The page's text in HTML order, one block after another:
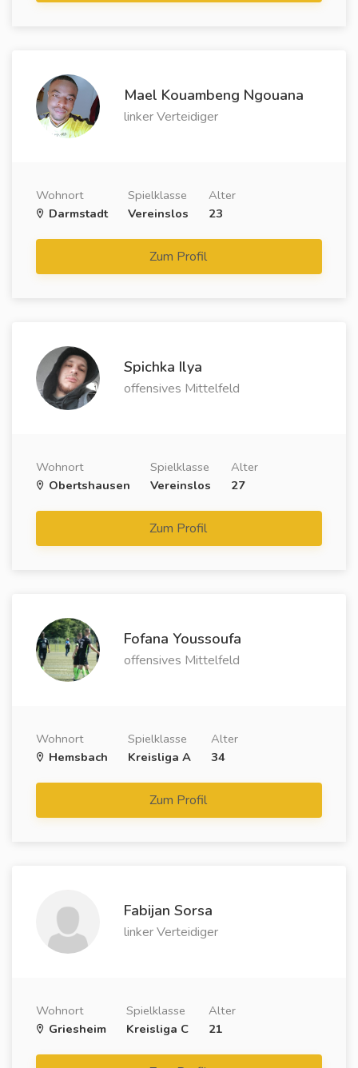
Mael Kouambeng Ngouana
linker Verteidiger
Wohnort
Darmstadt
Spielklasse
Vereinslos
Alter
23
Zum Profil
Spichka Ilya
offensives Mittelfeld
Wohnort
Obertshausen
Spielklasse
Vereinslos
Alter
27
Zum Profil
Fofana Youssoufa
offensives Mittelfeld
Wohnort
Hemsbach
Spielklasse
Kreisliga A
Alter
34
Zum Profil
Fabijan Sorsa
linker Verteidiger
Wohnort
Griesheim
Spielklasse
Kreisliga C
Alter
21